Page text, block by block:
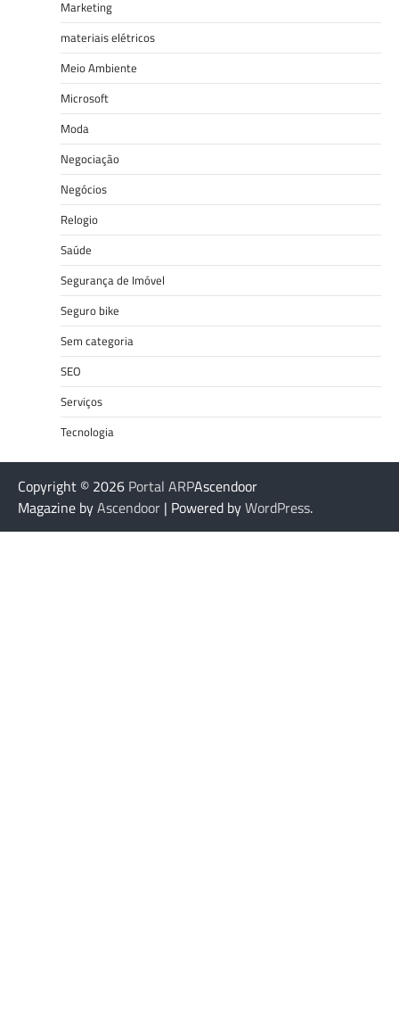
Marketing
materiais elétricos
Meio Ambiente
Microsoft
Moda
Negociação
Negócios
Relogio
Saúde
Segurança de Imóvel
Seguro bike
Sem categoria
SEO
Serviços
Tecnologia
Copyright © 2026 Portal ARPAscendoor
Magazine byAscendoor | Powered byWordPress.